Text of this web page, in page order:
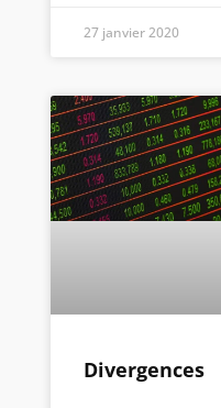
27 janvier 2020
Divergences